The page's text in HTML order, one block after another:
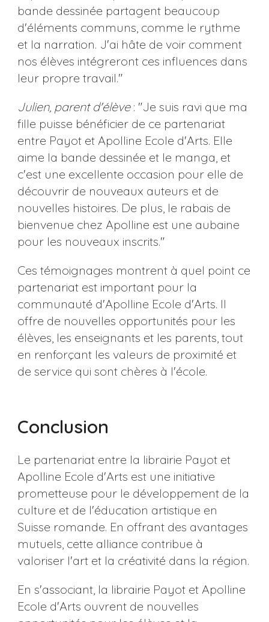
bande dessinée partagent beaucoup
d'éléments communs, comme le rythme
et la narration. J'ai hâte de voir comment
nos élèves intégreront ces influences dans
leur propre travail."
Julien, parent d'élève: "Je suis ravi que ma
fille puisse bénéficier de ce partenariat
entre Payot et Apolline Ecole d'Arts. Elle
aime la bande dessinée et le manga, et
c'est une excellente occasion pour elle de
découvrir de nouveaux auteurs et de
nouvelles histoires. De plus, le rabais de
bienvenue chez Apolline est une aubaine
pour les nouveaux inscrits."
Ces témoignages montrent à quel point ce
partenariat est important pour la
communauté d'Apolline Ecole d'Arts. Il
offre de nouvelles opportunités pour les
élèves, les enseignants et les parents, tout
en renforçant les valeurs de proximité et
de service qui sont chères à l'école.
Conclusion
Le partenariat entre la librairie Payot et
Apolline Ecole d'Arts est une initiative
prometteuse pour le développement de la
culture et de l'éducation artistique en
Suisse romande. En offrant des avantages
mutuels, cette alliance contribue à
valoriser l'art et la créativité dans la région.
En s'associant, la librairie Payot et Apolline
Ecole d'Arts ouvrent de nouvelles